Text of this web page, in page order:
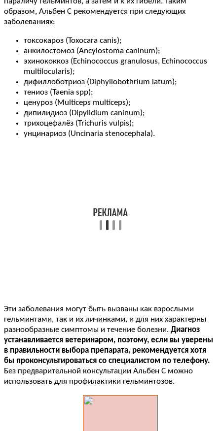
образом, Альбен C рекомендуется при следующих
заболеваниях:
токсокароз (Toxocara canis);
анкилостомоз (Ancylostoma caninum);
эхинококкоз (Echinococcus granulosus, Echinococcus
multilocularis);
дифиллоботриоз (Diphyllobothrium latum);
тениоз (Taenia spp);
ценуроз (Multiceps multiceps);
дипилидиоз (Dipylidium caninum);
трихоцефалёз (Trichuris vulpis);
унцинариоз (Uncinaria stenocephala).
Эти заболевания могут быть вызваны как взрослыми
гельминтами, так и их личинками, и для них характерны
разнообразные симптомы и течение болезни. Диагноз
устанавливается ветеринаром, поэтому, если вы уверены
в правильности выбора препарата, рекомендуется хотя
бы проконсультироваться со специалистом по телефону.
Без предварительной консультации Альбен C можно
использовать для профилактики гельминтозов.